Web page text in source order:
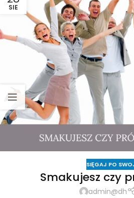
SIE
SIĘGAJ PO
Smakujesz czy
admin@dh